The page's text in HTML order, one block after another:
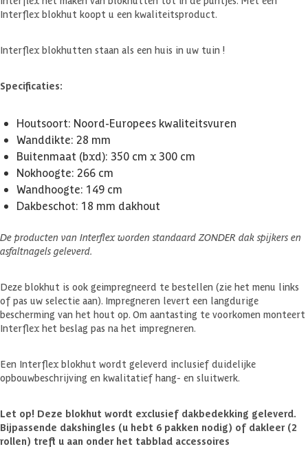
Interflex blokhut koopt u een kwaliteitsproduct.
Interflex blokhutten staan als een huis in uw tuin !
Specificaties:
Houtsoort: Noord-Europees kwaliteitsvuren
Wanddikte: 28 mm
Buitenmaat (bxd): 350 cm x 300 cm
Nokhoogte: 266 cm
Wandhoogte: 149 cm
Dakbeschot: 18 mm dakhout
De producten van Interflex worden standaard ZONDER dak spijkers en
asfaltnagels geleverd.
Deze blokhut is ook geimpregneerd te bestellen (zie het menu links
of pas uw selectie aan). Impregneren levert een langdurige
bescherming van het hout op. Om aantasting te voorkomen monteert
Interflex het beslag pas na het impregneren.
Een Interflex blokhut wordt geleverd inclusief duidelijke
opbouwbeschrijving en kwalitatief hang- en sluitwerk.
Let op! Deze blokhut wordt exclusief dakbedekking geleverd.
Bijpassende dakshingles (u hebt 6 pakken nodig) of dakleer (2
rollen) treft u aan onder het tabblad accessoires